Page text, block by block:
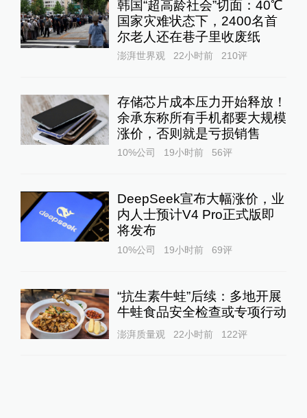
韩国“超高龄社会”切面：40℃
国家灾难状态下，2400名首
尔老人还在巷子里收废纸
澎湃世界观 22小时前 210评
存储芯片成本压力开始释放！
余承东称所有手机都要大规模
涨价，否则就是亏损销售
10%公司 19小时前 56评
DeepSeek宣布大幅涨价，业
内人士预计V4 Pro正式版即
将发布
10%公司 19小时前 69评
“抗生素牛蛙”后续：多地开展
牛蛙食品安全检查或专项行动
澎湃质量观 22小时前 122评